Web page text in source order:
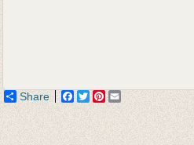
Share Facebook
TwitterPinterest